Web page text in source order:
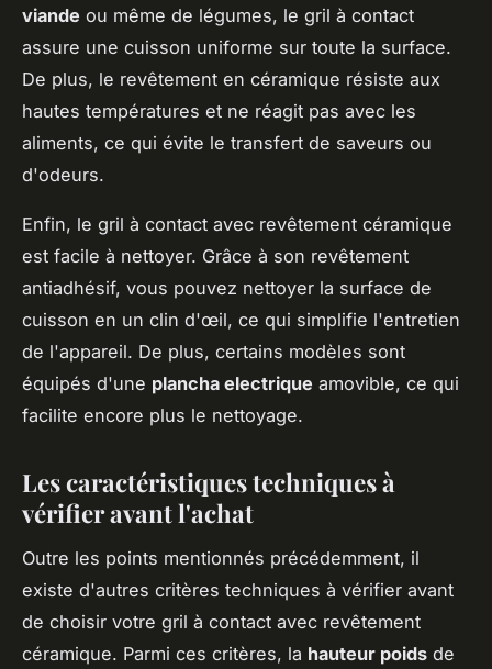
viande ou même de légumes, le gril à contact
assure une cuisson uniforme sur toute la surface.
De plus, le revêtement en céramique résiste aux
hautes températures et ne réagit pas avec les
aliments, ce qui évite le transfert de saveurs ou
d'odeurs.
Enfin, le gril à contact avec revêtement céramique
est facile à nettoyer. Grâce à son revêtement
antiadhésif, vous pouvez nettoyer la surface de
cuisson en un clin d'œil, ce qui simplifie l'entretien
de l'appareil. De plus, certains modèles sont
équipés d'une plancha electrique amovible, ce qui
facilite encore plus le nettoyage.
Les caractéristiques techniques à
vérifier avant l'achat
Outre les points mentionnés précédemment, il
existe d'autres critères techniques à vérifier avant
de choisir votre gril à contact avec revêtement
céramique. Parmi ces critères, la hauteur poids de